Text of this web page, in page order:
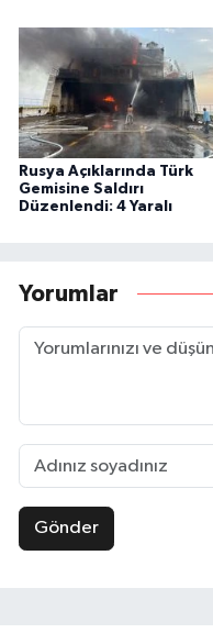
Rusya Açıklarında Türk
Gemisine Saldırı
Düzenlendi: 4 Yaralı
Yorumlar
Gönder